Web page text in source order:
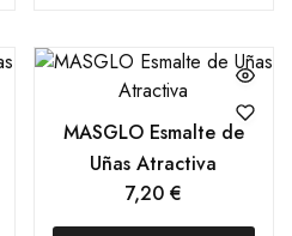
MASGLO Esmalte de
Uñas Atractiva
7,20 €